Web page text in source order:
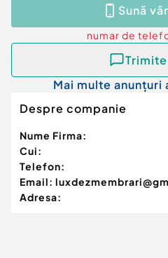
Sună
numar de
Mai multe
Despre companie
Nume Firma:
Cui:
Telefon:
Email:
Adresa: